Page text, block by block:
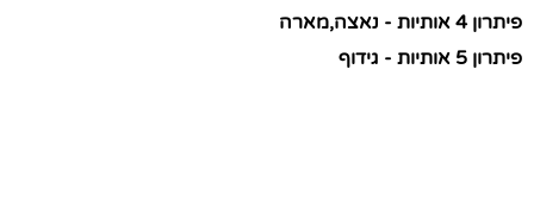
פיתרון 4 אותיות - נאצה,מארה
פיתרון 5 אותיות - גידוף